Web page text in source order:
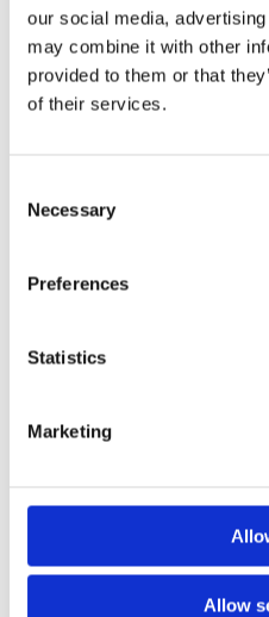
our social media,
may combine it with other
provided to them or that
of their services.
Selection
Necessary
Preferences
Statistics
Marketing
Allow
Агрегати рульового